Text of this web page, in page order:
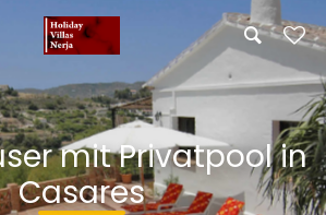
mit Privatpool in
Casares